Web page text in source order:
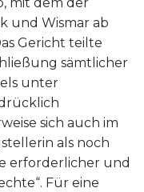
und Wismar ab
Gericht teilte
sämtlicher
unter
sich auch im
als noch
erforderlicher und
Für eine